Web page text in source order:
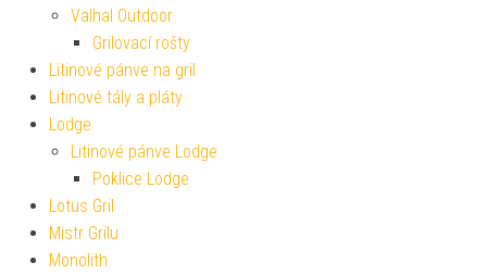
Valhal Outdoor
Grilovací rošty
Litinové pánve na gril
Litinové tály a pláty
Lodge
Litinové pánve Lodge
Poklice Lodge
Lotus Gril
Mistr Grilu
Monolith